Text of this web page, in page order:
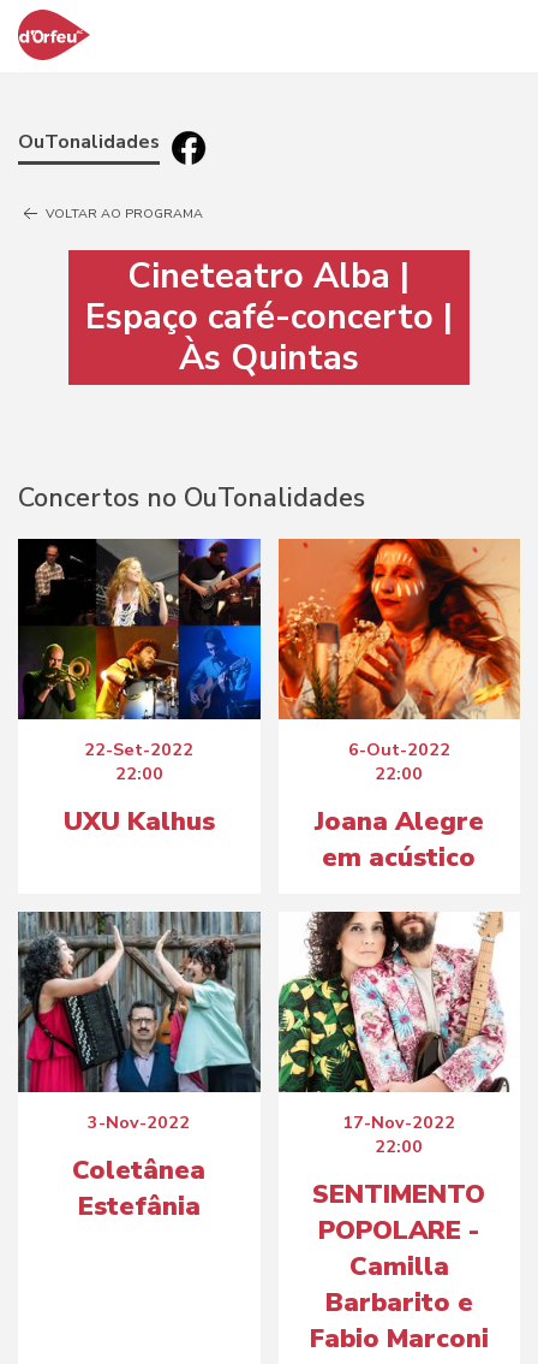
OuTonalidades
VOLTAR AO PROGRAMA
Cineteatro Alba |
Espaço café-concerto |
Às Quintas
Concertos no OuTonalidades
22-Set-2022
22:00
UXU Kalhus
6-Out-2022
22:00
Joana Alegre
em acústico
3-Nov-2022
Coletânea
Estefânia
17-Nov-2022
22:00
SENTIMENTO
POPOLARE -
Camilla
Barbarito e
Fabio Marconi